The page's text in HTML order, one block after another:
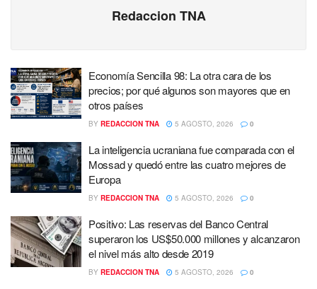
Redaccion TNA
Economía Sencilla 98: La otra cara de los
precios; por qué algunos son mayores que en
otros países
BY REDACCION TNA 5 AGOSTO, 2026 0
La inteligencia ucraniana fue comparada con el
Mossad y quedó entre las cuatro mejores de
Europa
BY REDACCION TNA 5 AGOSTO, 2026 0
Positivo: Las reservas del Banco Central
superaron los US$50.000 millones y alcanzaron
el nivel más alto desde 2019
BY REDACCION TNA 5 AGOSTO, 2026 0